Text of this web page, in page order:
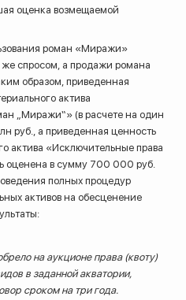
оценка возмещаемой
роман «Миражи»
же спросом, а продажи романа
образом, приведенная
актива
„Миражи“» (в расчете на один
руб., а приведенная ценность
актива «Исключительные права
оценена в сумму 700 000 руб.
полных процедур
активов на обесценение
на аукционе права (квоту)
в заданной акватории,
сроком на три года.